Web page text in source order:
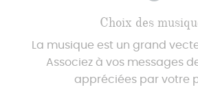
Choix des
La musique est un grand
Associez à vos messages
appréciées par votre